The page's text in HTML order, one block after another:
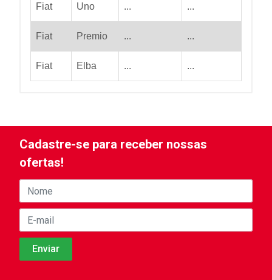
Fiat Uno ... ...
Fiat Premio ... ...
Fiat Elba ... ...
Cadastre-se para receber nossas
ofertas!